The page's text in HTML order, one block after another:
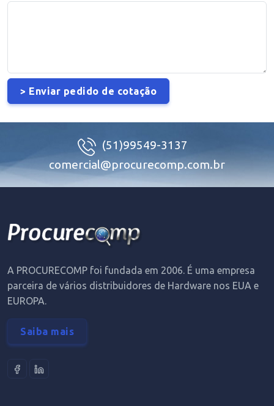
(51)99549-3137
comercial@procurecomp.com.br
A PROCURECOMP foi fundada em 2006. É uma empresa
parceira de vários distribuidores de Hardware nos EUA e
EUROPA.
Saiba mais